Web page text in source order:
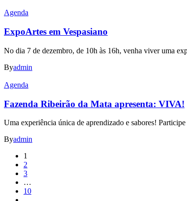
Agenda
ExpoArtes em Vespasiano
No dia 7 de dezembro, de 10h às 16h, venha viver uma
Byadmin
Agenda
Fazenda Ribeirão da Mata apresenta: VIVA!
Uma experiência única de aprendizado e sabores!
Byadmin
1
2
3
…
10